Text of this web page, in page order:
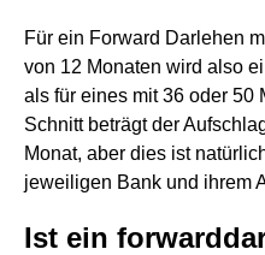
Für ein Forward Darlehen
von 12 Monaten wird also
als für eines mit 36 oder 50
Schnitt beträgt der
Monat, aber dies ist
jeweiligen Bank und ihrem
Ist ein